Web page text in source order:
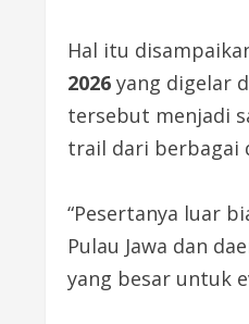
Hal itu
2026 yang digelar
tersebut menjadi
trail dari berbagai
“Pesertanya luar
Pulau Jawa dan
yang besar untuk